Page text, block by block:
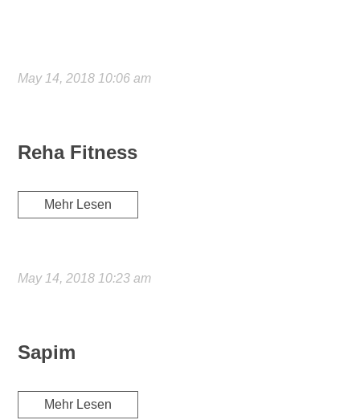
May 14, 2018 10:06 am
Reha Fitness
Mehr Lesen
May 14, 2018 10:23 am
Sapim
Mehr Lesen